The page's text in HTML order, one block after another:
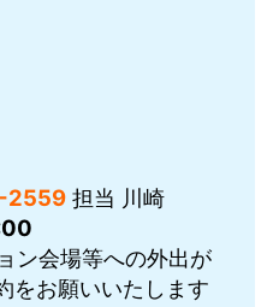
2559 担当 川崎
ン会場等への外出が
をお願いいたします